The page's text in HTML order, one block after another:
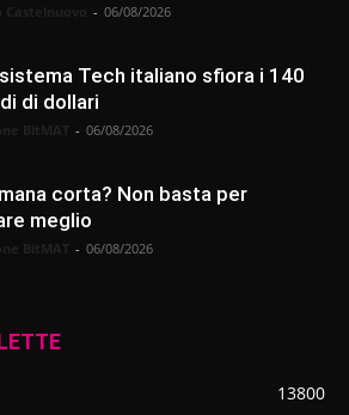
- 06/08/2026
Tech italiano sfiora i 140
di dollari
- 06/08/2026
corta? Non basta per
meglio
- 06/08/2026
13800